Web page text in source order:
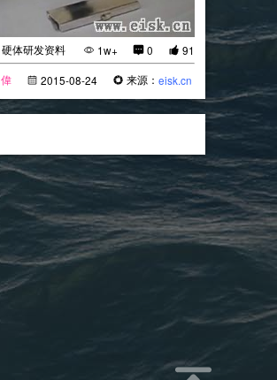
硬体研发资料 1w+ 0
91
偉
2015-08-24 来源：eisk.cn